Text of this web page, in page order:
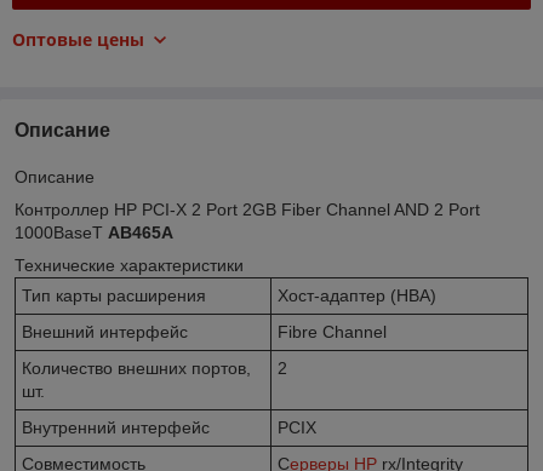
Оптовые цены
Описание
Описание
Контроллер HP PCI-X 2 Port 2GB Fiber Channel AND 2 Port
1000BaseT AB465A
Технические характеристики
Тип карты расширения
Хост-адаптер (HBA)
Внешний интерфейс
Fibre Channel
Количество внешних портов,
шт.
2
Внутренний интерфейс
PCIX
Совместимость
Серверы HP rx/Integrity